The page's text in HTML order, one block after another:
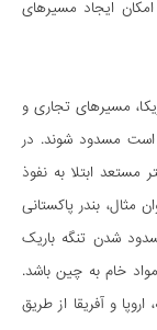
ایجاد مسیرهای
مسیرهای تجاری و
است مسدود شوند. در
مستعد ابتلا به نفوذ
مثال، بندر پاکستانی
شدن تنگه باریک
مواد خام به چین باشد.
و آفریقا از طریق